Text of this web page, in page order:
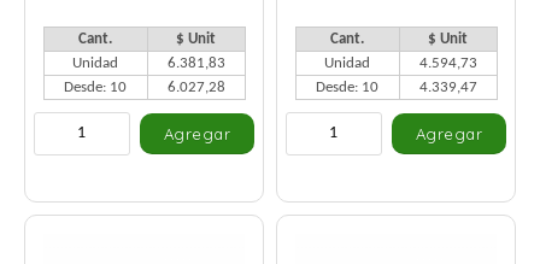
Cant.
$ Unit
Unidad
6.381,83
Desde: 10
6.027,28
Cant.
$ Unit
Unidad
4.594,73
Desde: 10
4.339,47